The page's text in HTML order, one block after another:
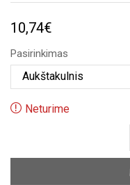
10,74€
Pasirinkimas
Neturime